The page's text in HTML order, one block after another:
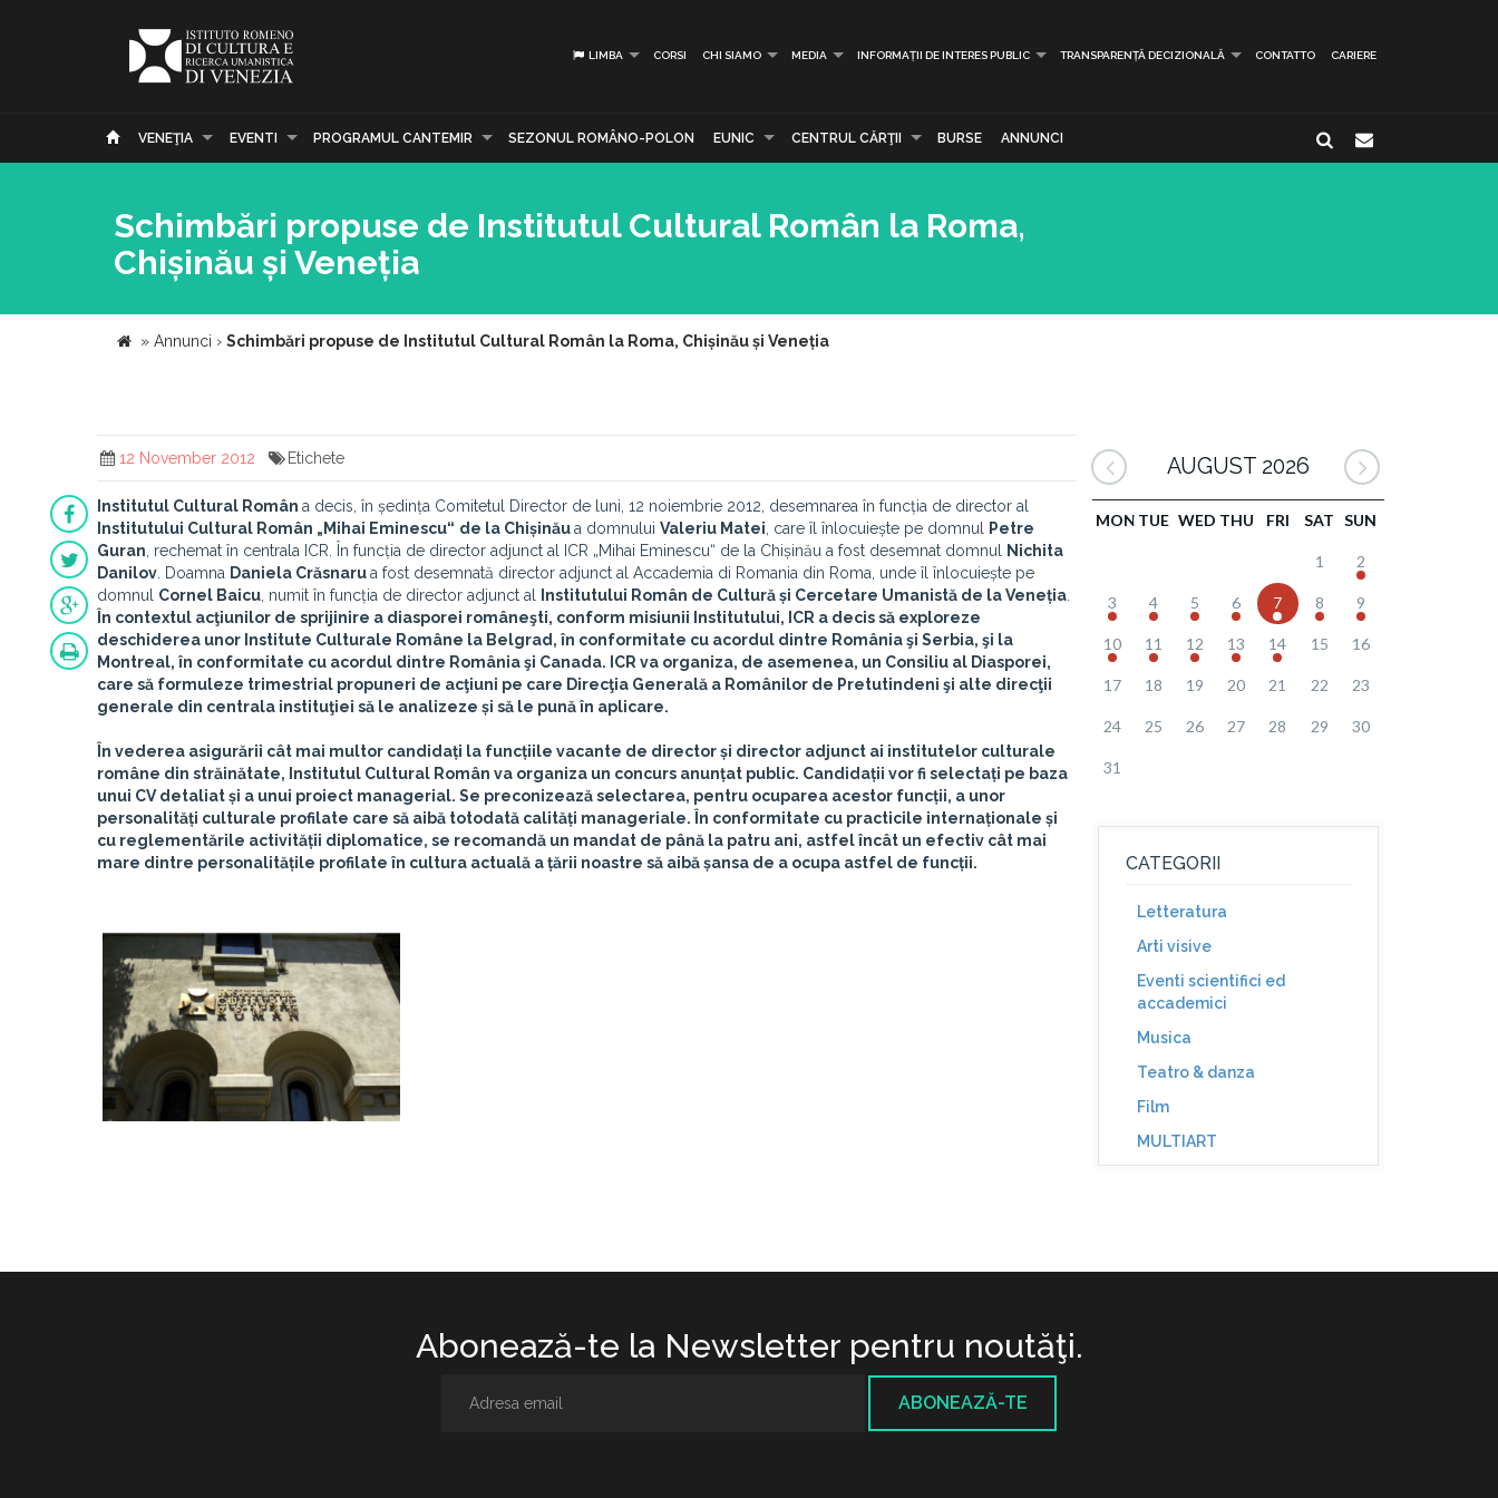
LIMBA CORSI CHI SIAMO MEDIA INFORMAȚII DE INTERES PUBLIC TRANSPARENȚĂ DECIZIONALĂ CONTATTO CARIERE
VENEŢIA EVENTI PROGRAMUL CANTEMIR SEZONUL ROMÂNO-POLON EUNIC CENTRUL CĂRŢII BURSE ANNUNCI
Schimbări propuse de Institutul Cultural Român la Roma,
Chișinău și Veneția
» Annunci › Schimbări propuse de Institutul Cultural Român la Roma, Chișinău și Veneția
12 November 2012 Etichete
Institutul Cultural Român a decis, în ședința Comitetul Director de luni, 12 noiembrie 2012, desemnarea în funcția de director al
Institutului Cultural Român „Mihai Eminescu“ de la Chișinăua domnului Valeriu Matei , care îl înlocuiește pe domnul
Petre
Guran , rechemat în centrala ICR. În funcția de director adjunct al ICR „Mihai Eminescu“ de la Chișinău a fost desemnat domnul
Nichita
Danilov . Doamna Daniela Crăsnarua fost desemnată director adjunct al Accademia di Romania din Roma, unde îl înlocuiește pe
domnul Cornel Baicu , numit în funcția de director adjunct al Institutului Român de Cultură și Cercetare Umanistă de la Veneția
În contextul acţiunilor de sprijinire a diasporei româneşti, conform misiunii Institutului, ICR a decis să exploreze
deschiderea unor Institute Culturale Române la Belgrad , în conformitate cu acordul dintre România şi Serbia, şi la
Montreal, în conformitate cu acordul dintre România şi Canada. ICR va organiza, de asemenea, un Consiliu al Diasporei,
care să formuleze trimestrial propuneri de acţiuni pe care Direcţia Generală a Românilor de Pretutindeni şi alte direcţii
generale din centrala instituţiei să le analizeze și să le pună în aplicare.
În vederea asigurării cât mai multor candidați la funcțiile vacante de director și director adjunct ai institutelor culturale
române din străinătate, Institutul Cultural Român va organiza un concurs anunțat public. Candidații vor fi selectați pe baza
unui CV detaliat și a unui proiect managerial. Se preconizează selectarea, pentru ocuparea acestor funcții, a unor
personalități culturale profilate care să aibă totodată calități manageriale. În conformitate cu practicile internaționale și
cu reglementările activității diplomatice, se recomandă un mandat de până la patru ani, astfel încât un efectiv cât mai
mare dintre personalitățile profilate în cultura actuală a țării noastre să aibă șansa de a ocupa astfel de funcții.
AUGUST 2026
MON TUE WED THU FRI SAT SUN
1 2
3 4 5 6 7 8 9
10 11 12 13 14 15 16
17 18 19 20 21 22 23
24 25 26 27 28 29 30
31
CATEGORII
Letteratura
Arti visive
Eventi scientifici ed
accademici
Musica
Teatro & danza
Film
MULTIART
Abonează-te la Newsletter pentru noutăţi.
ABONEAZĂ-TE